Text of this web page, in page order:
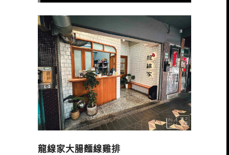
龍線家大腸麵線雞排